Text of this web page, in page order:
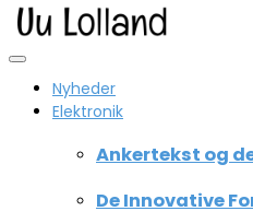
Nyheder
Elektronik
Ankertekst og
De Innovative